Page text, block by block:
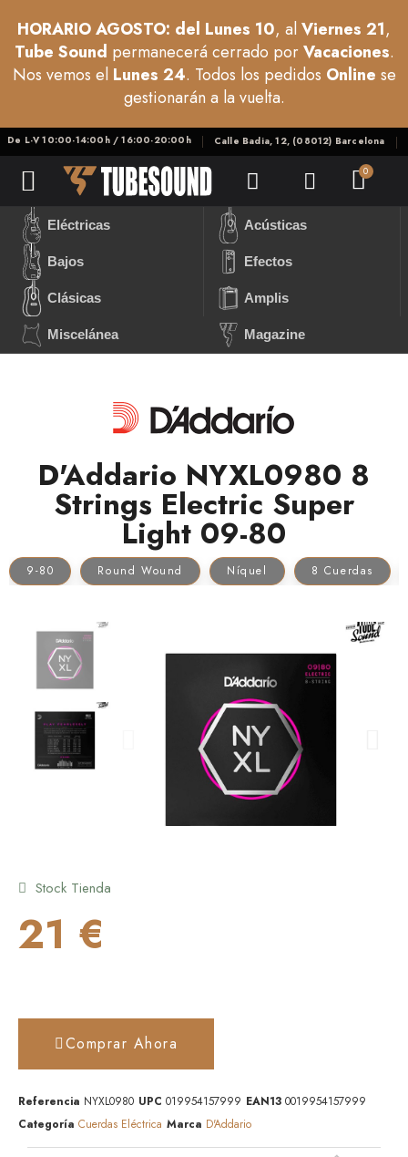
HORARIO AGOSTO: del Lunes 10, alViernes 21,
Tube Sound permanecerá cerrado porVacaciones.
Nos vemos el Lunes 24. Todos los pedidos Online se
gestionarán a la vuelta.
De L-V 10:00-14:00h / 16:00-20:00h Calle Badia, 12, (08012) Barcelona
Eléctricas Acústicas
Bajos Efectos
Clásicas Amplis
Miscelánea Magazine
D'Addario NYXL0980 8
Strings Electric Super
Light 09-80
9-80 Round Wound Níquel 8 Cuerdas
Stock Tienda
21 €
Comprar Ahora
Referencia NYXL0980 UPC 019954157999 EAN13 0019954157999
Categoría Cuerdas Eléctrica Marca D'Addario